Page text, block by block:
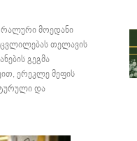
მოედანი
თელავის
გეგმა
ერეკლე მეფის
და